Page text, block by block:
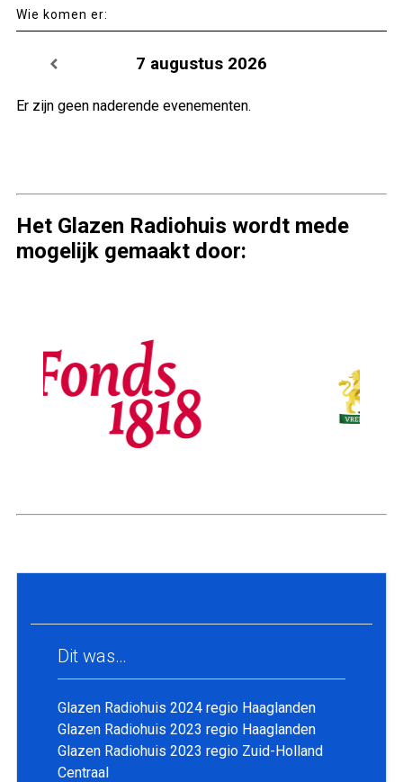
Wie komen er:
7 augustus 2026
Er zijn geen naderende evenementen.
Het Glazen Radiohuis wordt mede
mogelijk gemaakt door:
Dit was…
Glazen Radiohuis 2024 regio Haaglanden
Glazen Radiohuis 2023 regio Haaglanden
Glazen Radiohuis 2023 regio Zuid-Holland
Centraal